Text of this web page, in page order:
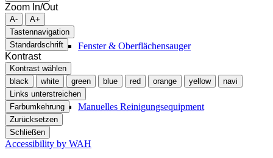
Fenster & Oberflächensauger
Manuelles Reinigungsequipment
Zoom In/Out
A-
A+
Tastennavigation
Standardschrift
Kontrast
Kontrast wählen
black
white green blue red orange yellow
navi
Links unterstreichen
Farbumkehrung
Zurücksetzen
Schließen
Accessibility by WAH